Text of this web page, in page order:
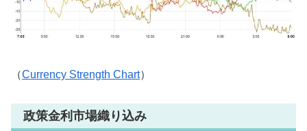
（Currency Strength Chart）
政策金利市場織り込み